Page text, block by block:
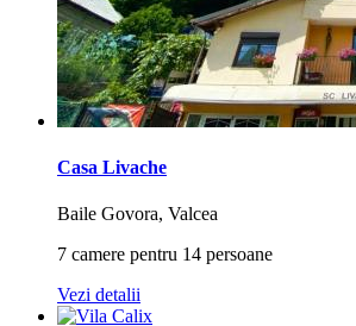
Casa Livache
Baile Govora, Valcea
7 camere pentru 14 persoane
Vezi detalii